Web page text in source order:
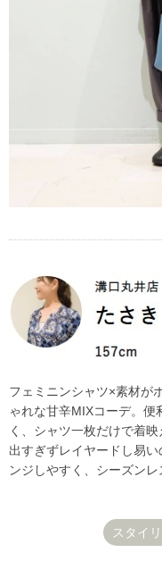
フェミニンシャツ×素材が
ゃれな甘辛MIXコーデ。
く、シャツ一枚だけで着
出すぎずレイヤードし易
ンジしやすく、シーズンレ
スタイ